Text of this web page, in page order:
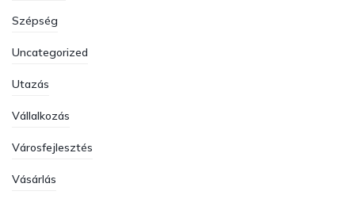
Szépség
Uncategorized
Utazás
Vállalkozás
Városfejlesztés
Vásárlás